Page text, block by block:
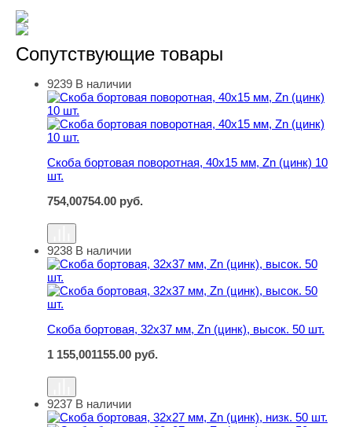
Сопутствующие товары
Скоба бортовая поворотная, 40х15 мм, Zn (цинк) 10 шт.
9239 В наличии
Скоба бортовая поворотная, 40х15 мм, Zn (цинк) 10
шт.
754,00754.00 руб.
Скоба бортовая, 32х37 мм, Zn (цинк), высок. 50 шт.
9238 В наличии
Скоба бортовая, 32х37 мм, Zn (цинк), высок. 50 шт.
1 155,001155.00 руб.
Скоба бортовая, 32х27 мм, Zn (цинк), низк. 50 шт.
9237 В наличии